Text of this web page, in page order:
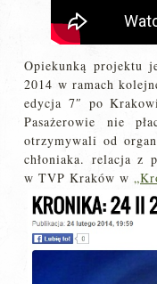
Opiekunką projektu
2014 w ramach
edycja 7″ po
Pasażerowie nie
otrzymywali od
chłoniaka. relacja z
w TVP Kraków w